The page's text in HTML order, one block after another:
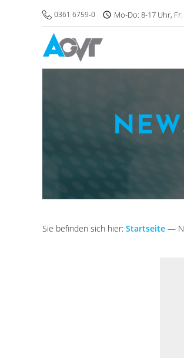
0361 6759-0 Mo-Do: 8-17 Uhr,
Sie befinden sich hier: Startseite —